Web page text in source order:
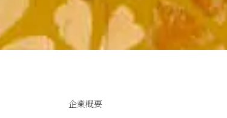
企業概要